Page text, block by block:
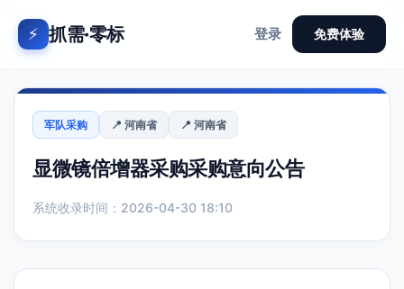
⚡ 抓需·零标 登录 免费体验
军队采购 📍 河南省 📍 河南省
显微镜倍增器采购采购意向公告
系统收录时间：2026-04-30 18:10